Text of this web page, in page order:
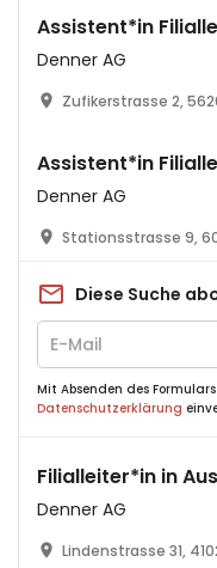
Assistent*in
Denner AG
Zufikerstrasse 2,
Assistent*in
Denner AG
Stationsstrasse 9,
Diese Suche
Mit Absenden des
Datenschutzerklärung
Filialleiter*in in
Denner AG
Lindenstrasse 31,